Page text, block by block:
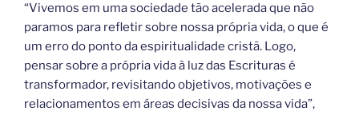
“Vivemos em uma sociedade tão acelerada que não
paramos para refletir sobre nossa própria vida, o que é
um erro do ponto da espiritualidade cristã. Logo,
pensar sobre a própria vida à luz das Escrituras é
transformador, revisitando objetivos, motivações e
relacionamentos em áreas decisivas da nossa vida”,